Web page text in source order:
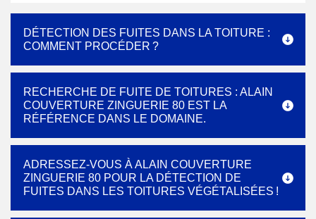
DÉTECTION DES FUITES DANS LA TOITURE :
COMMENT PROCÉDER ?
RECHERCHE DE FUITE DE TOITURES : ALAIN
COUVERTURE ZINGUERIE 80 EST LA
RÉFÉRENCE DANS LE DOMAINE.
ADRESSEZ-VOUS À ALAIN COUVERTURE
ZINGUERIE 80 POUR LA DÉTECTION DE
FUITES DANS LES TOITURES VÉGÉTALISÉES !